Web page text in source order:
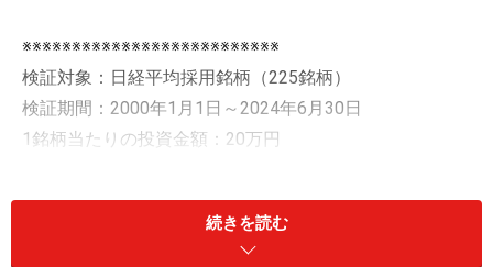
※※※※※※※※※※※※※※※※※※※※※※※※※※
検証対象：日経平均採用銘柄（225銘柄）
検証期間：2000年1月1日～2024年6月30日
1銘柄当たりの投資金額：20万円
売り条件：25日経過後の翌営業日に寄り付きで売り
※※※※※※※※※※※※※※※※※※※※※※※※※
続きを読む